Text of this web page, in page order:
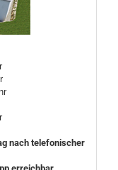
nach telefonischer